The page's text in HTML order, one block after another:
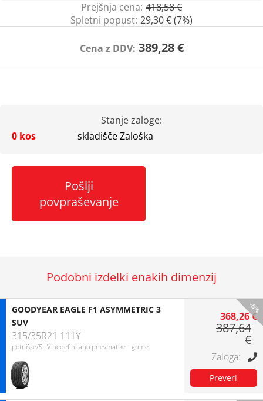
Prejšnja cena: 418,58 €
Spletni popust: 29,30 € (7%)
Cena z DDV: 389,28 €
Stanje zaloge:
0 kos
skladišče Zaloška
Pošlji
povpraševanje
Podobni izdelki enakih dimenzij
-5%
GOODYEAR EAGLE F1 ASYMMETRIC 3
SUV
315/35R21 111Y
potniške/SUV nedefinirano pnevmatike - gume
368,26 €
387,64
€